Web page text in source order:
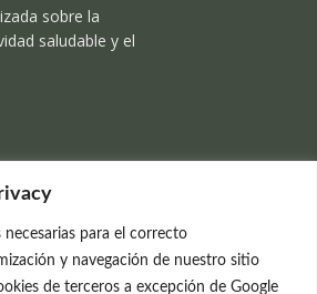
necesarias para el correcto
y navegación de nuestro sitio
de terceros a excepción de Google
sobre la
saludable y el
19 - 1º